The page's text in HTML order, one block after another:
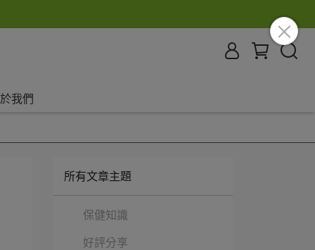
我們
所有文章主題
保健知識
好評分享